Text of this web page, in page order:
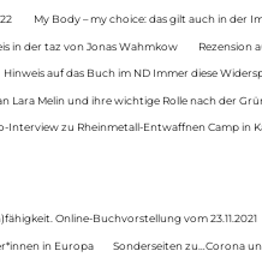
My Body – my choice: das gilt auch in der
in der taz von Jonas Wahmkow Rezension
Hinweis auf das Buch im ND Immer diese
Lara Melin und ihre wichtige Rolle nach der
Interview zu Rheinmetall-Entwaffnen Camp in
Online-Buchvorstellung vom 23.11.2021
in Europa Sonderseiten zu…Corona